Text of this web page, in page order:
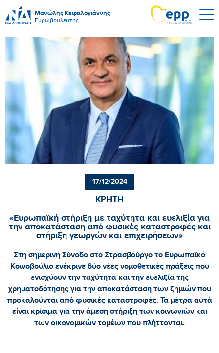
Μανώλης Κεφαλογιάννης
Ευρωβουλευτής
17/12/2024
ΚΡΗΤΗ
«Ευρωπαϊκή στήριξη με ταχύτητα και ευελιξία για
την αποκατάσταση από φυσικές καταστροφές και
στήριξη γεωργών και επιχειρήσεων»
Στη σημερινή Σύνοδο στο Στρασβούργο το Ευρωπαϊκό
Κοινοβούλιο ενέκρινε δύο νέες νομοθετικές πράξεις που
ενισχύουν την ταχύτητα και την ευελιξία της
χρηματοδότησης για την αποκατάσταση των ζημιών που
προκαλούνται από φυσικές καταστροφές. Τα μέτρα αυτά
είναι κρίσιμα για την άμεση στήριξη των κοινωνιών και
των οικονομικών τομέων που πλήττονται.